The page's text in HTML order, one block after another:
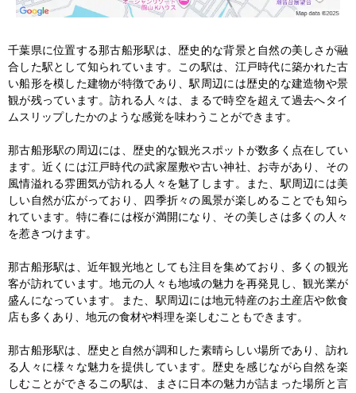
千葉県に位置する那古船形駅は、歴史的な背景と自然の美しさが融
合した駅として知られています。この駅は、江戸時代に築かれた古
い船形を模した建物が特徴であり、駅周辺には歴史的な建造物や景
観が残っています。訪れる人々は、まるで時空を超えて過去へタイ
ムスリップしたかのような感覚を味わうことができます。
那古船形駅の周辺には、歴史的な観光スポットが数多く点在してい
ます。近くには江戸時代の武家屋敷や古い神社、お寺があり、その
風情溢れる雰囲気が訪れる人々を魅了します。また、駅周辺には美
しい自然が広がっており、四季折々の風景が楽しめることでも知ら
れています。特に春には桜が満開になり、その美しさは多くの人々
を惹きつけます。
那古船形駅は、近年観光地としても注目を集めており、多くの観光
客が訪れています。地元の人々も地域の魅力を再発見し、観光業が
盛んになっています。また、駅周辺には地元特産のお土産店や飲食
店も多くあり、地元の食材や料理を楽しむこともできます。
那古船形駅は、歴史と自然が調和した素晴らしい場所であり、訪れ
る人々に様々な魅力を提供しています。歴史を感じながら自然を楽
しむことができるこの駅は、まさに日本の魅力が詰まった場所と言